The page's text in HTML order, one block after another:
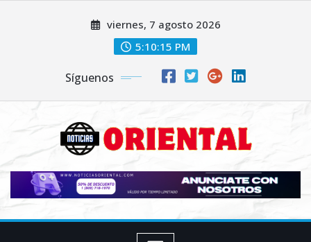
viernes, 7 agosto 2026
5:10:16 PM
Síguenos